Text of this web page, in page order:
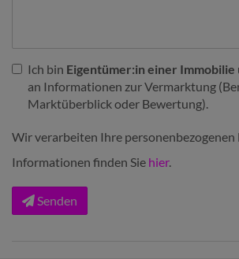
Ich bin Eigentümer:in einer Immobilie
an Informationen zur Vermarktung
Marktüberblick oder Bewertung).
Wir verarbeiten Ihre personenbezogenen
Informationen finden Sie hier.
Senden